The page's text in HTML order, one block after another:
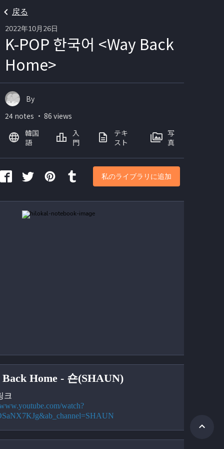
戻る
2022年10月26日
K-POP 한국어 <Way Back
Home>
Home - 숀(SHAUN)
크
watch?
By
24 notes ・ 86 views
韓国
語
入
門
テキ
スト
写
真
私のライブラリに追加